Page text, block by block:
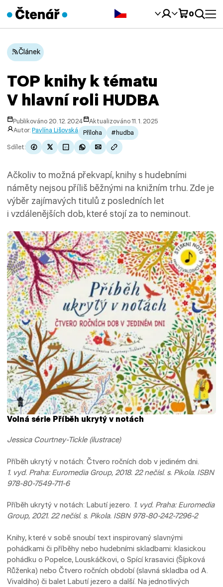
0
Článek
TOP knihy k tématu
V hlavní roli HUDBA
Publikováno 20. 12. 2024
Aktualizováno 11. 1. 2025
Autor:Pavlína Lišovská Příloha
#hudba
Sdílet:
Ačkoliv to možná překvapí, knihy s hudebními
náměty nejsou příliš běžnými na knižním trhu. Zde je
výběr zajímavých titulů z posledních let
i vzdálenějších dob, které stojí za to neminout.
Volná série Příběh ukrytý v notách
Jessica Courtney-Tickle (ilustrace)
Příběh ukrytý v notách: Čtvero ročních dob v jediném dni.
1. vyd. Praha: Euromedia Group, 2018. 22 nečísl. s. Pikola. ISBN
978-80-7549-711-6
Příběh ukrytý v notách: Labutí jezero. 1. vyd. Praha: Euromedia
Group, 2021. 22 nečísl. s. Pikola. ISBN 978-80-242-7296-2
Knihy, které v sobě snoubí text inspirovaný slavnými
pohádkami či příběhy nebo hudebními skladbami: klasickou
pohádku o Popelce, Louskáčkovi, o Spící krasavici (Šípková
Růženka) nebo Čtvero ročních období (slavná skladba od A.
Vivaldiho) či balet Labutí jezero a další. Na jednotlivých